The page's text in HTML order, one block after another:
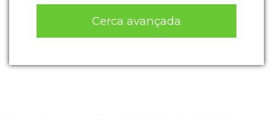
Cerca avançada